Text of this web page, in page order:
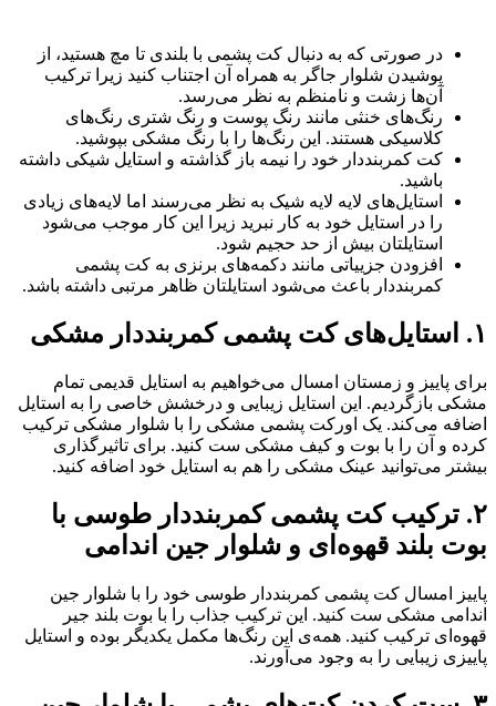
در صورتی که به دنبال کت پشمی‌ با بلندی تا مچ هستید، از
پوشیدن شلوار جاگر به همراه آن اجتناب کنید زیرا ترکیب
آن‌ها زشت و نامنظم به نظر می‌رسد.
رنگ‌های خنثی مانند رنگ پوست و رنگ شتری رنگ‌های
کلاسیکی هستند. این رنگ‌ها را با رنگ مشکی بپوشید.
کت کمربنددار خود را نیمه باز گذاشته و استایل شیکی داشته
باشید.
استایل‌های لایه لایه شیک به نظر می‌رسند اما لایه‌های زیادی
را در استایل خود به کار نبرید زیرا این کار موجب می‌شود
استایلتان بیش از حد حجیم شود.
افزودن جزییاتی مانند دکمه‌های برنزی به کت پشمی
کمربنددار باعث می‌شود استایلتان ظاهر مرتبی داشته باشد.
۱. استایل‌های کت پشمی کمربنددار مشکی
برای پاییز و زمستان امسال می‌خواهیم به استایل قدیمی تمام
مشکی بازگردیم. این استایل زیبایی و درخشش خاصی را به استایل
اضافه می‌کند. یک اورکت پشمی مشکی را با شلوار مشکی ترکیب
کرده و آن را با بوت و کیف مشکی ست کنید. برای تاثیرگذاری
بیشتر می‌توانید عینک مشکی را هم به استایل خود اضافه کنید.
۲. ترکیب کت پشمی کمربنددار طوسی با
بوت بلند قهوه‌ای و شلوار جین اندامی
پاییز امسال کت پشمی کمربنددار طوسی خود را با شلوار جین
اندامی مشکی ست کنید. این ترکیب جذاب را با بوت بلند جیر
قهوه‌ای ترکیب کنید. همه‌ی این رنگ‌ها مکمل یکدیگر بوده و استایل
پاییزی زیبایی را به وجود می‌آورند.